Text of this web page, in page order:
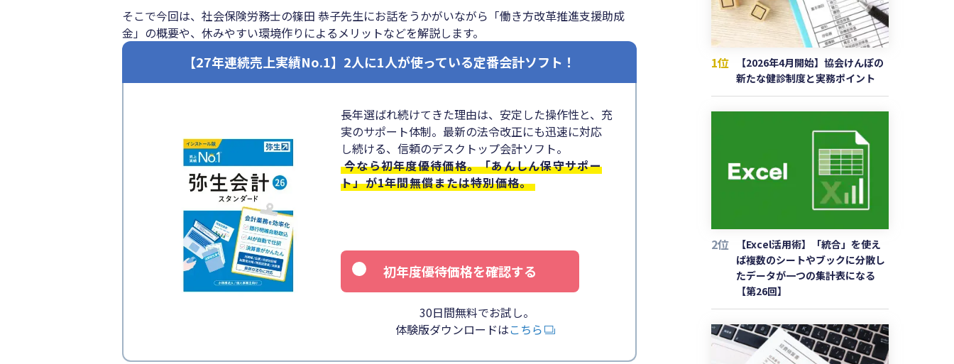
そこで今回は、社会保険労務士の篠田 恭子先生にお話をうかがいながら「働き方改革推進支援助成
金」の概要や、休みやすい環境作りによるメリットなどを解説します。
【27年連続売上実績No.1】2人に1人が使っている定番会計ソフト！
長年選ばれ続けてきた理由は、安定した操作性と、充
実のサポート体制。最新の法令改正にも迅速に対応
し続ける、信頼のデスクトップ会計ソフト。
今なら初年度優待価格。「あんしん保守サポー
ト」が1年間無償または特別価格。
初年度優待価格を確認する
30日間無料でお試し。
体験版ダウンロードはこちら
1位
【2026年4月開始】協会けんぽの
新たな健診制度と実務ポイント
2位
【Excel活用術】「統合」を使え
ば複数のシートやブックに分散し
たデータが一つの集計表になる
【第26回】